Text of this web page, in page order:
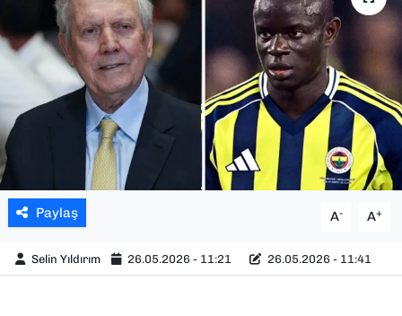
Paylaş A- A+
Selin Yıldırım 26.05.2026 - 11:21 26.05.2026 - 11:41
YAŞAM
YEREL YÖNETİMLER